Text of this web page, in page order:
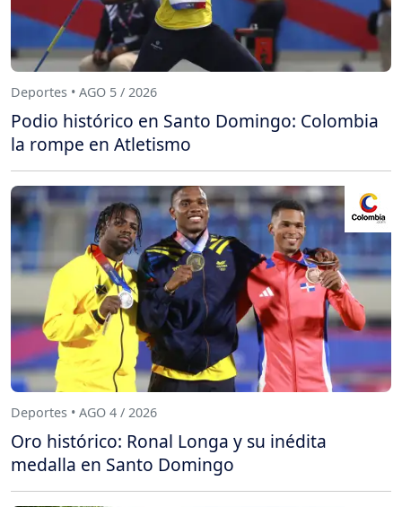
Deportes • AGO 5 / 2026
Podio histórico en Santo Domingo: Colombia
la rompe en Atletismo
Deportes • AGO 4 / 2026
Oro histórico: Ronal Longa y su inédita
medalla en Santo Domingo